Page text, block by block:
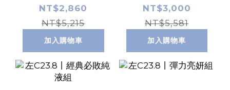
NT$2,860
NT$5,215
加入購物車
NT$3,000
NT$5,581
加入購物車